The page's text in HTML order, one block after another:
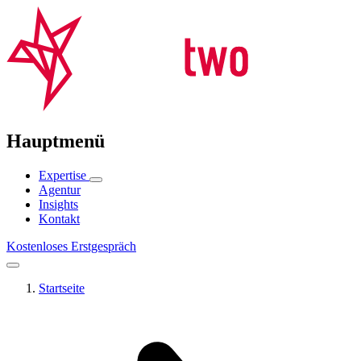
Hauptmenü
Expertise
Agentur
Insights
Kontakt
Kostenloses Erstgespräch
Startseite